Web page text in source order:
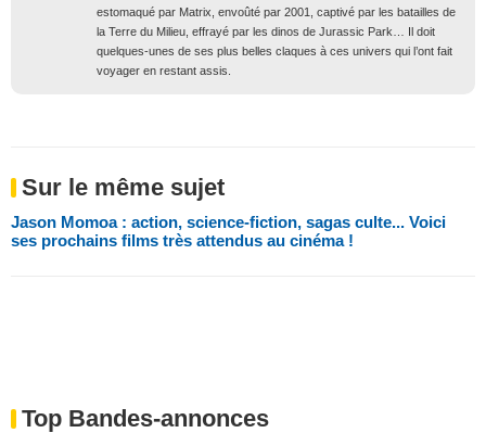
estomaqué par Matrix, envoûté par 2001, captivé par les batailles de
la Terre du Milieu, effrayé par les dinos de Jurassic Park… Il doit
quelques-unes de ses plus belles claques à ces univers qui l’ont fait
voyager en restant assis.
Sur le même sujet
Jason Momoa : action, science-fiction, sagas culte... Voici
ses prochains films très attendus au cinéma !
Top Bandes-annonces